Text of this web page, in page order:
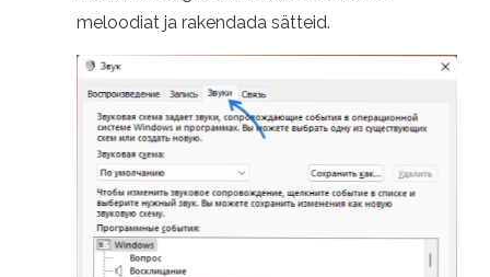
meloodiat ja rakendada sätteid.